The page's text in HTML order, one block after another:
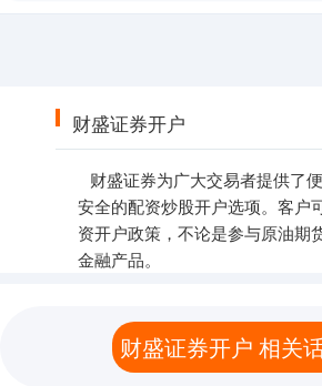
财盛证券开户
财盛证券为广大交易者提供了
安全的配资炒股开户选项。客户
资开户政策，不论是参与原油期
金融产品。
财盛证券开户 相关